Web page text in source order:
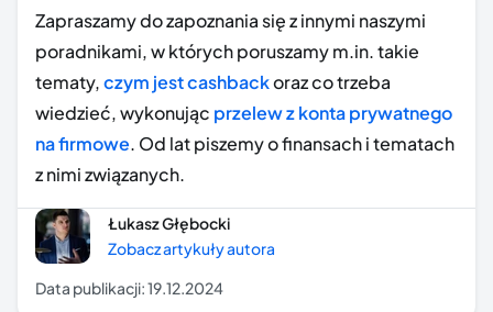
Zapraszamy do zapoznania się z innymi naszymi
poradnikami, w których poruszamy m.in. takie
tematy,czym jest cashbackoraz co trzeba
wiedzieć, wykonując przelew z konta prywatnego
na firmowe. Od lat piszemy o finansach i tematach
z nimi związanych.
Łukasz Głębocki
Zobacz artykuły autora
Data publikacji:19.12.2024